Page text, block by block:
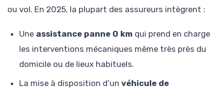
ou vol. En 2025, la plupart des assureurs intègrent :
Une assistance panne 0 km qui prend en charge
les interventions mécaniques même très près du
domicile ou de lieux habituels.
La mise à disposition d’un véhicule de